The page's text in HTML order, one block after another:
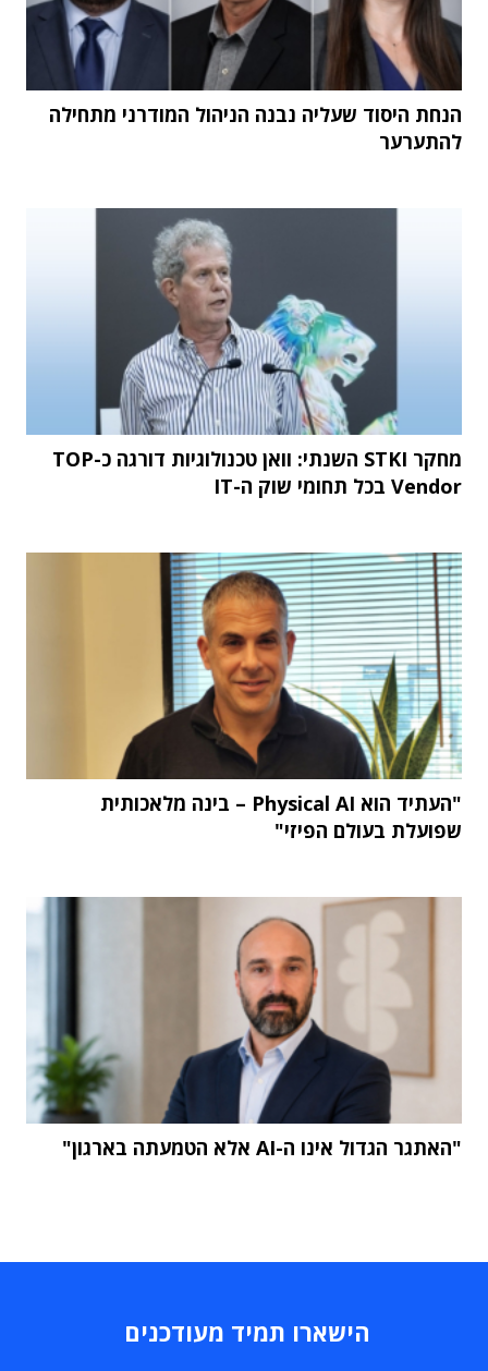
הנחת היסוד שעליה נבנה הניהול המודרני מתחילה
להתערער
מחקר STKI השנתי: וואן טכנולוגיות דורגה כ-TOP
Vendor בכל תחומי שוק ה-IT
"העתיד הוא Physical AI – בינה מלאכותית
שפועלת בעולם הפיזי"
"האתגר הגדול אינו ה-AI אלא הטמעתה בארגון"
הישארו תמיד מעודכנים